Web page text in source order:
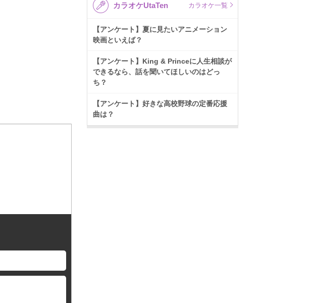
カラオケUtaTen カラオケ一覧
【アンケート】夏に見たいアニメーション
映画といえば？
【アンケート】King & Princeに人生相談が
できるなら、話を聞いてほしいのはどっ
ち？
【アンケート】好きな高校野球の定番応援
曲は？